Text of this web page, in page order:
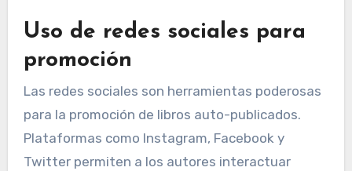
Uso de redes sociales para
promoción
Las redes sociales son herramientas poderosas
para la promoción de libros auto-publicados.
Plataformas como Instagram, Facebook y
Twitter permiten a los autores interactuar